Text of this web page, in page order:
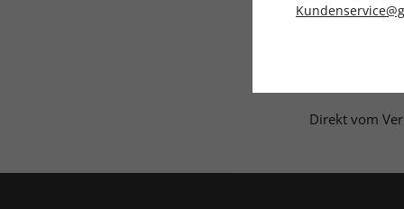
Direkt vom